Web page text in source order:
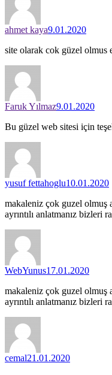
ahmet kaya9.01.2020
site olarak cok güzel
Faruk Yılmaz9.01.2020
Bu güzel web sitesi için
yusuf fettahoglu10.01.2020
makaleniz çok guzel olmuş
ayrıntılı anlatmanız bizleri
WebYunus17.01.2020
makaleniz çok guzel olmuş
ayrıntılı anlatmanız bizleri
cemal21.01.2020